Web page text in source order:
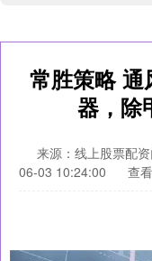
常胜策略
器，除
来源：线上股票配
06-03 10:24:00
查